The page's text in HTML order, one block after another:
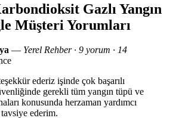
Gazlı Yangın
Müşteri Yorumları
— Yerel Rehber · 9 yorum · 14
ederiz işinde çok başarılı
gerekli tüm yangın tüpü ve
konusunda herzaman yardımcı
ederim.